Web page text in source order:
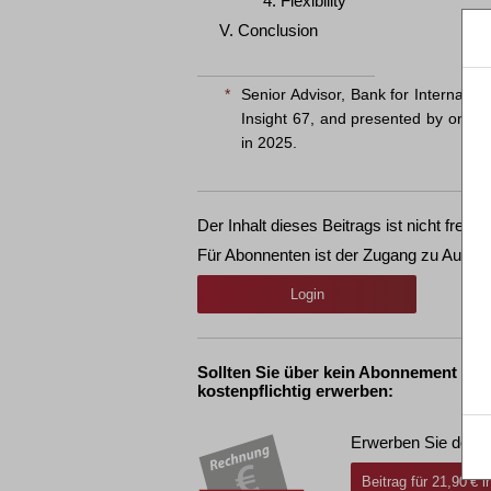
V. Conclusion
*
Senior Advisor, Bank for
Insight 67, and presented by one
in 2025.
Der Inhalt dieses Beitrags ist nicht frei
Für Abonnenten ist der Zugang zu
Login
Sollten Sie über kein Abonnement
kostenpflichtig erwerben:
Erwerben Sie den
Beitrag für 21,90 €